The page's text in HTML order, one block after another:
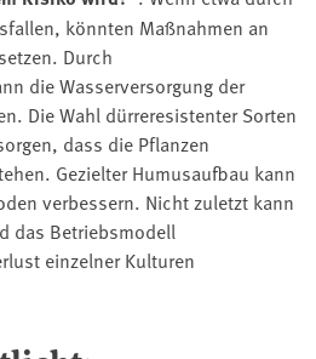
könnten Maßnahmen an
Durch
die Wasserversorgung der
Die Wahl dürreresistenter Sorten
dass die Pflanzen
Gezielter Humusaufbau kann
verbessern. Nicht zuletzt kann
das Betriebsmodell
einzelner Kulturen